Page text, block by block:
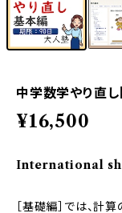
中学数学やり直し
¥16,500
International
［基礎編］では、計